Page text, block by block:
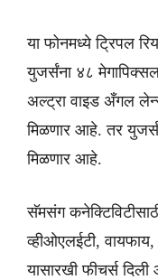
या फोनमध्ये ट्रिपल
युजर्संना ४८
अल्ट्रा वाइड अँगल
मिळणार आहे. तर
मिळणार आहे.
सॅमसंग
व्हीओएलईटी,
यासारखी फीचर्स